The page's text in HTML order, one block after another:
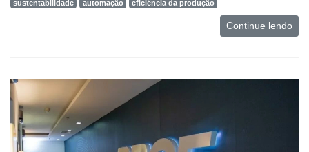
para
Recursos
Hídricos
Membros
sustentabilidade
automação eficiência da produção
Continue lendo